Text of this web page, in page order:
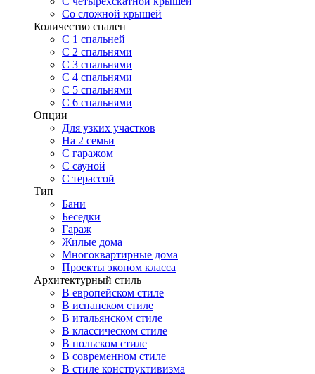
Со сложной крышей
Количество спален
С 1 спальней
С 2 спальнями
С 3 спальнями
С 4 спальнями
С 5 спальнями
С 6 спальнями
Опции
Для узких участков
На 2 семьи
С гаражом
С сауной
С терассой
Тип
Бани
Беседки
Гараж
Жилые дома
Многоквартирные дома
Проекты эконом класса
Архитектурный стиль
В европейском стиле
В испанском стиле
В итальянском стиле
В классическом стиле
В польском стиле
В современном стиле
В стиле конструктивизма